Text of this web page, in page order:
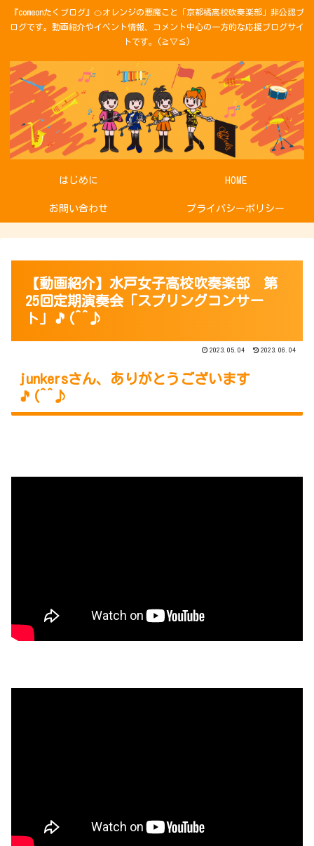
『comeonたくブログ』🍊オレンジの悪魔こと「京都橘高校吹奏楽部」非公認ブ
ログです。動画紹介やイベント情報、コメント中心の一方的な応援ブログサイ
トです。(≧▽≦)
はじめに HOME
お問い合わせ プライバシーポリシー
【動画紹介】水戸女子高校吹奏楽部 第
25回定期演奏会「スプリングコンサー
ト」🎵(^^♪
2023.05.04 2023.06.04
junkersさん、ありがとうございます
🎵(^^♪